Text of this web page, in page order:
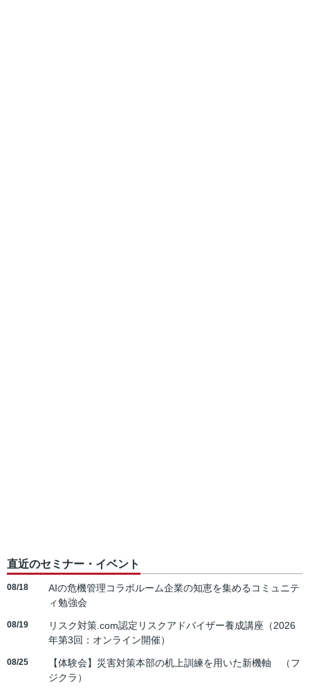
直近のセミナー・イベント
08/18
AIの危機管理コラボルーム企業の知恵を集めるコミュニテ
ィ勉強会
08/19
リスク対策.com認定リスクアドバイザー養成講座（2026
年第3回：オンライン開催）
08/25
【体験会】災害対策本部の机上訓練を用いた新機軸 （フ
ジクラ）